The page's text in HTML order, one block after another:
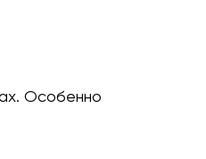
Особенно